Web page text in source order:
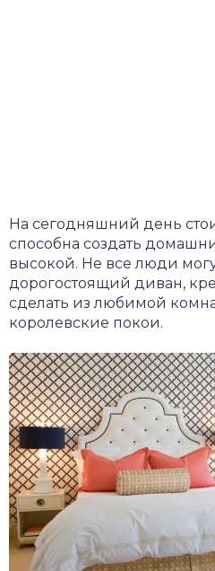
На сегодняшний день
способна создать
высокой. Не все люди
дорогостоящий диван,
сделать из любимой
королевские покои.